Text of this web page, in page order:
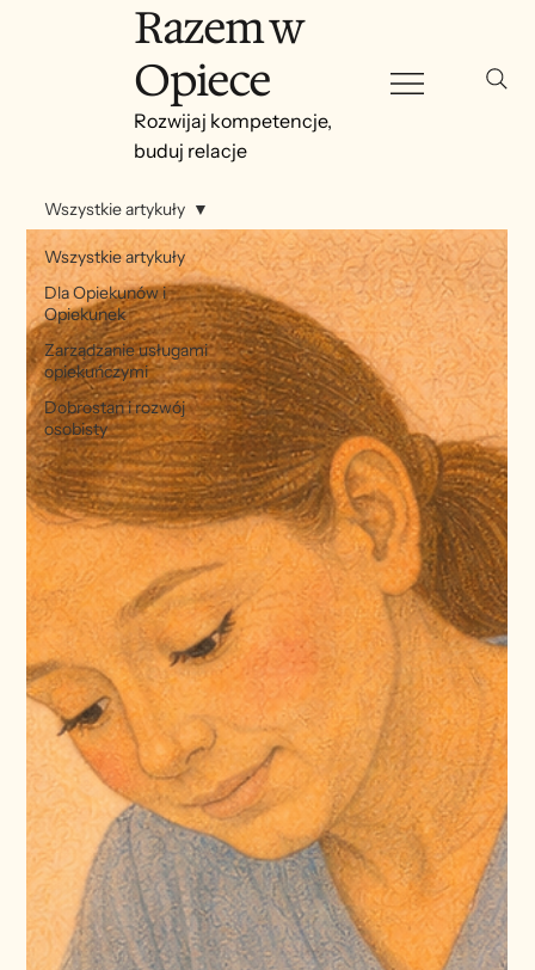
Razem w
Opiece
Rozwijaj kompetencje,
buduj relacje
Wszystkie artykuły
Dla Opiekunów i
Opiekunek
Zarządzanie usługami
opiekuńczymi
Dobrostan i rozwój
osobisty
Wszystkie artykuły